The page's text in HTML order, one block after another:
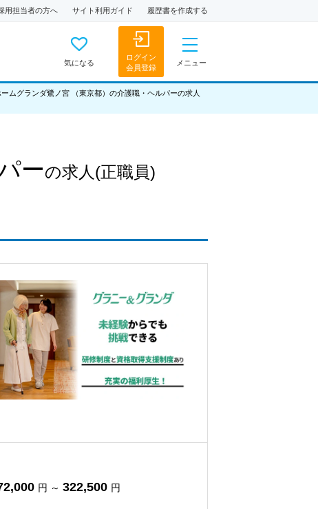
用担当者の方へ サイト利用ガイド 履歴書を作成する
気になる
ログイン
会員登録
メニュー
ームグランダ鷺ノ宮 （東京都）の介護職・ヘルパーの求人
ーの求人 (正職員)
円 ～ 322,500 円